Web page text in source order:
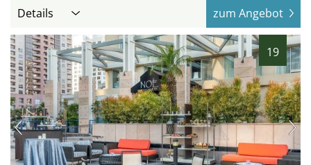
Details zum Angebot
19